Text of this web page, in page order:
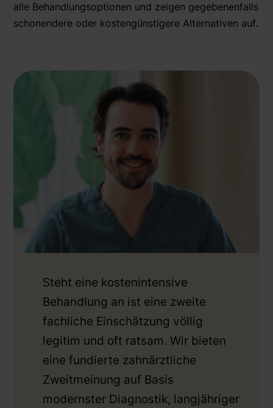
alle Behandlungsoptionen und zeigen gegebenenfalls
schonendere oder kostengünstigere Alternativen auf.
Steht eine kostenintensive
Behandlung an ist eine zweite
fachliche Einschätzung völlig
legitim und oft ratsam. Wir bieten
eine fundierte zahnärztliche
Zweitmeinung auf Basis
modernster Diagnostik, langjähriger